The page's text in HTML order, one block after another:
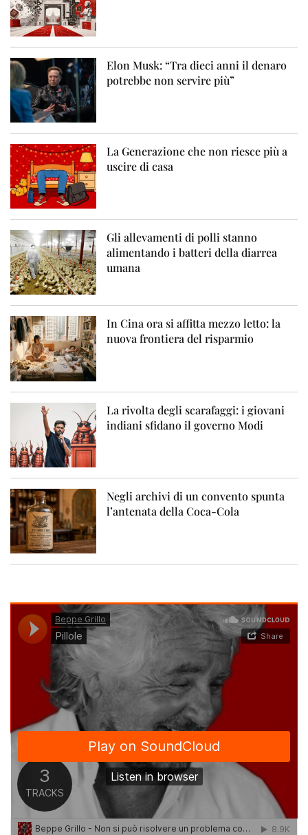
Elon Musk: “Tra dieci anni il denaro
potrebbe non servire più”
La Generazione che non riesce più a
uscire di casa
Gli allevamenti di polli stanno
alimentando i batteri della diarrea
umana
In Cina ora si affitta mezzo letto: la
nuova frontiera del risparmio
La rivolta degli scarafaggi: i giovani
indiani sfidano il governo Modi
Negli archivi di un convento spunta
l’antenata della Coca-Cola